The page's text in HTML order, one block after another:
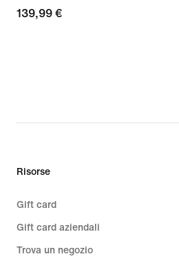
139,99
139,99 €
Risorse
Gift card
Gift card aziendali
Trova un negozio